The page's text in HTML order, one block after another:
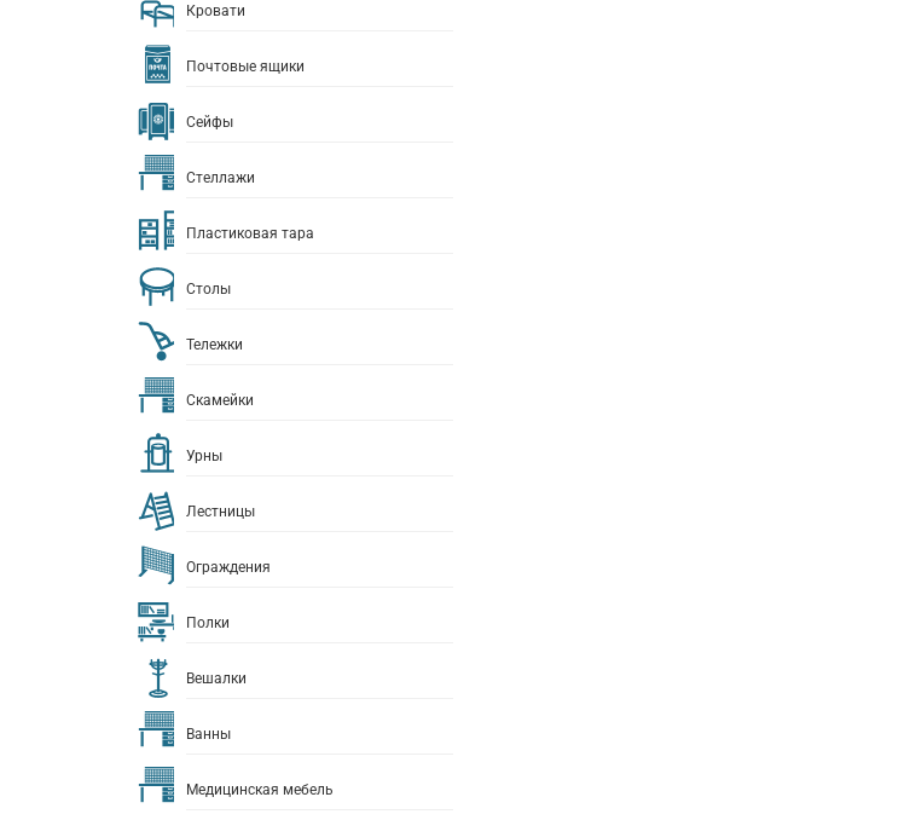
Кровати
Почтовые ящики
Сейфы
Стеллажи
Пластиковая тара
Столы
Тележки
Скамейки
Урны
Лестницы
Ограждения
Полки
Вешалки
Ванны
Медицинская мебель